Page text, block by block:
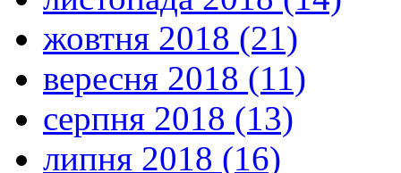
жовтня 2018 (21)
вересня 2018 (11)
серпня 2018 (13)
липня 2018 (16)